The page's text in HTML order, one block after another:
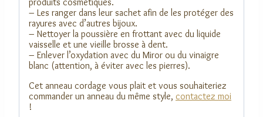
– Les ranger dans leur sachet afin de les protéger des
rayures avec d’autres bijoux.
– Nettoyer la poussière en frottant avec du liquide
vaisselle et une vieille brosse à dent.
– Enlever l’oxydation avec du Miror ou du vinaigre
blanc (attention, à éviter avec les pierres).
Cet anneau cordage vous plait et vous souhaiteriez
commander un anneau du même style, contactez moi
!